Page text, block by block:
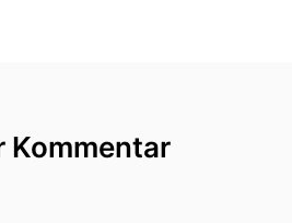
Kommentar